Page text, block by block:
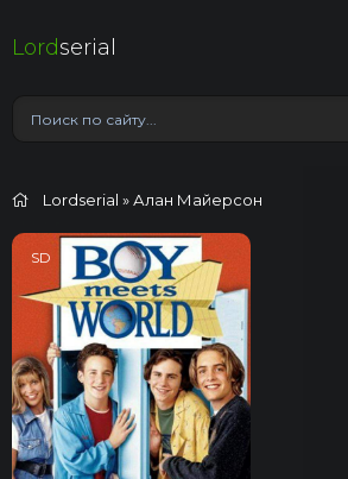
Lordserial
Lordserial » Алан Майерсон
SD